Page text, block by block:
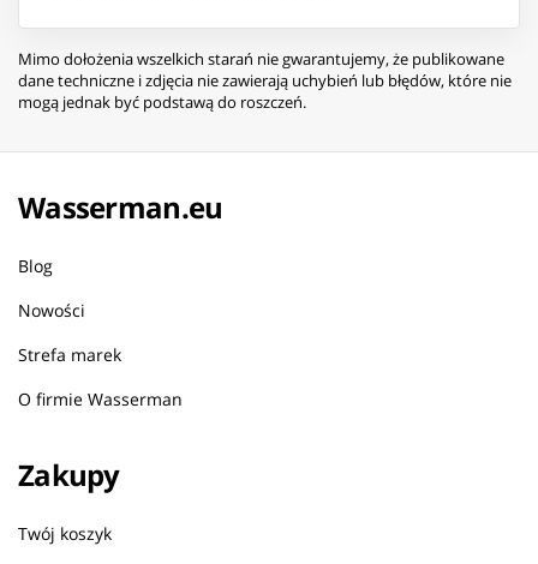
Mimo dołożenia wszelkich starań nie gwarantujemy, że publikowane
dane techniczne i zdjęcia nie zawierają uchybień lub błędów, które nie
mogą jednak być podstawą do roszczeń.
Wasserman.eu
Blog
Nowości
Strefa marek
O firmie Wasserman
Zakupy
Twój koszyk